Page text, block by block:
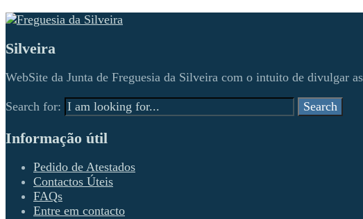
Silveira
WebSite da Junta de Freguesia da Silveira com o intuito de divulgar
Search for: Search
Informação útil
Pedido de Atestados
Contactos Úteis
FAQs
Entre em contacto